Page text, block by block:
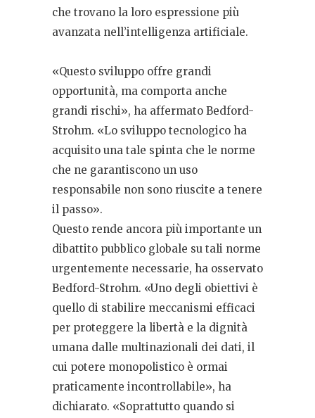
che trovano la loro espressione più
avanzata nell’intelligenza artificiale.
«Questo sviluppo offre grandi
opportunità, ma comporta anche
grandi rischi», ha affermato Bedford-
Strohm. «Lo sviluppo tecnologico ha
acquisito una tale spinta che le norme
che ne garantiscono un uso
responsabile non sono riuscite a tenere
il passo».
Questo rende ancora più importante un
dibattito pubblico globale su tali norme
urgentemente necessarie, ha osservato
Bedford-Strohm. «Uno degli obiettivi è
quello di stabilire meccanismi efficaci
per proteggere la libertà e la dignità
umana dalle multinazionali dei dati, il
cui potere monopolistico è ormai
praticamente incontrollabile», ha
dichiarato. «Soprattutto quando si